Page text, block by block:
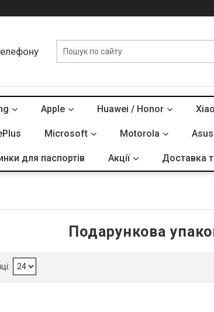
Apple Huawei / Honor
Microsoft Motorola Asus
для паспортів Акції Доставка
Подарункова